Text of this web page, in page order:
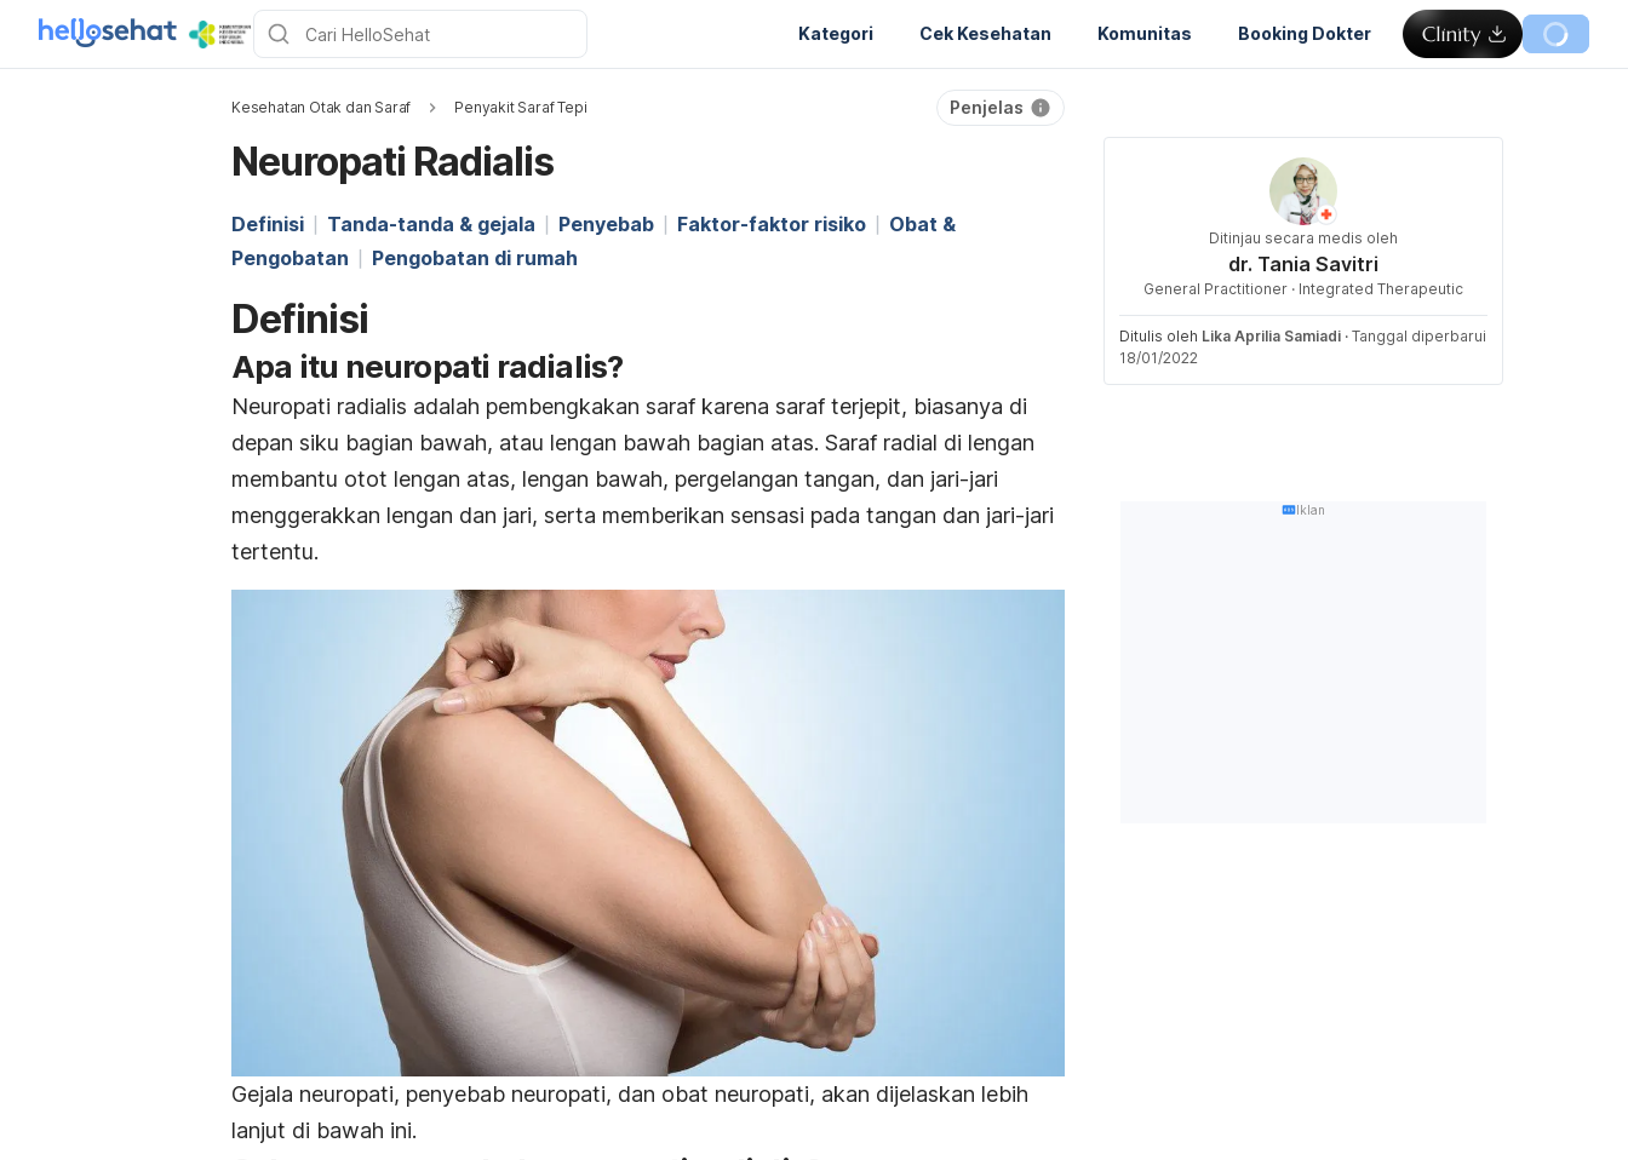
Kategori Cek Kesehatan Komunitas Booking Dokter
Kesehatan Otak dan Saraf Penyakit Saraf Tepi Penjelas
Neuropati Radialis
Definisi Tanda-tanda & gejala Penyebab Faktor-faktor risiko
Obat &
Pengobatan
Pengobatan di rumah
Definisi
Apa itu neuropati radialis?
Neuropati radialis adalah pembengkakan saraf karena saraf terjepit, biasanya di
depan siku bagian bawah, atau lengan bawah bagian atas. Saraf radial di lengan
membantu otot lengan atas, lengan bawah, pergelangan tangan, dan jari-jari
menggerakkan lengan dan jari, serta memberikan sensasi pada tangan dan jari-jari
tertentu.
Gejala neuropati, penyebab neuropati, dan obat neuropati, akan dijelaskan lebih
lanjut di bawah ini.
Ditinjau secara medis oleh
dr. Tania Savitri
General Practitioner · Integrated Therapeutic
Ditulis oleh Lika Aprilia Samiadi · Tanggal diperbarui
18/01/2022
Iklan